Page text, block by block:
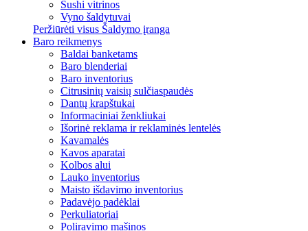
Sushi vitrinos
Vyno šaldytuvai
Peržiūrėti visus Šaldymo įranga
Baro reikmenys
Baldai banketams
Baro blenderiai
Baro inventorius
Citrusinių vaisių sulčiaspaudės
Dantų krapštukai
Informaciniai ženkliukai
Išorinė reklama ir reklaminės lentelės
Kavamalės
Kavos aparatai
Kolbos alui
Lauko inventorius
Maisto išdavimo inventorius
Padavėjo padėklai
Perkuliatoriai
Poliravimo mašinos